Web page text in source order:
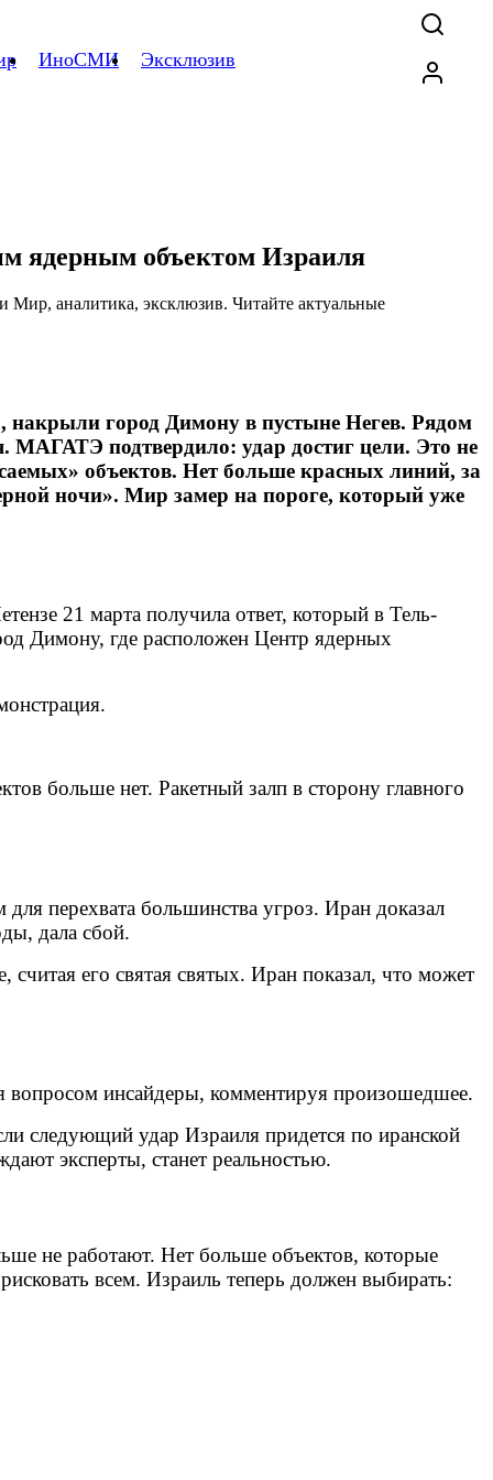
ИноСМИ Эксклюзив
ядерным объектом Израиля
накрыли город Димону в пустыне Негев. Рядом
МАГАТЭ подтвердило: удар достиг цели. Это не
объектов. Нет больше красных линий, за
ночи». Мир замер на пороге, который уже
21 марта получила ответ, который в Тель-
Димону, где расположен Центр ядерных
больше нет. Ракетный залп в сторону главного
перехвата большинства угроз. Иран доказал
дала сбой.
его святая святых. Иран показал, что может
вопросом инсайдеры, комментируя произошедшее.
следующий удар Израиля придется по иранской
эксперты, станет реальностью.
не работают. Нет больше объектов, которые
всем. Израиль теперь должен выбирать: